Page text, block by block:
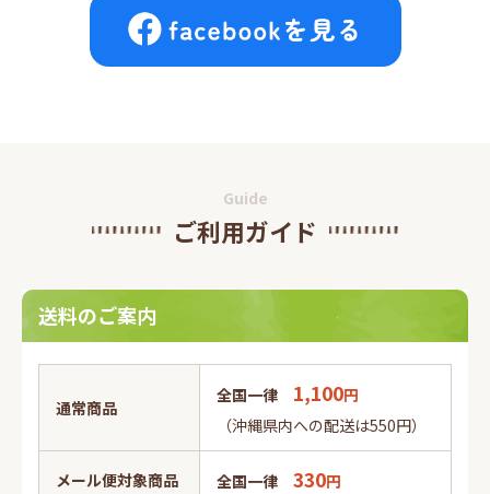
Guide
ご利用ガイド
送料のご案内
通常商品
全国一律 1,100円
（沖縄県内への配送は550円）
メール便対象商品 全国一律 330円